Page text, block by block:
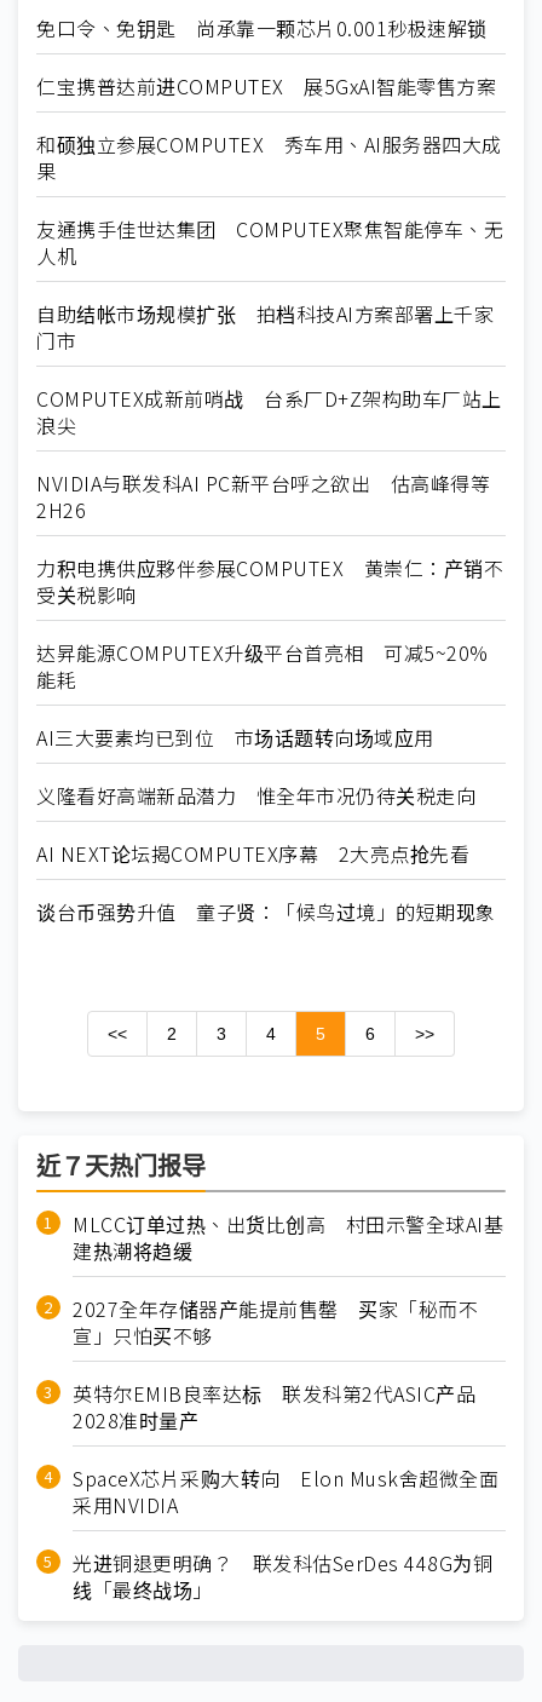
免口令、免钥匙 尚承靠一颗芯片0.001秒极速解锁
仁宝携普达前进COMPUTEX 展5GxAI智能零售方案
和硕独立参展COMPUTEX 秀车用、AI服务器四大成
果
友通携手佳世达集团 COMPUTEX聚焦智能停车、无
人机
自助结帐市场规模扩张 拍档科技AI方案部署上千家
门市
COMPUTEX成新前哨战 台系厂D+Z架构助车厂站上
浪尖
NVIDIA与联发科AI PC新平台呼之欲出 估高峰得等
2H26
力积电携供应夥伴参展COMPUTEX 黄崇仁：产销不
受关税影响
达昇能源COMPUTEX升级平台首亮相 可减5~20%
能耗
AI三大要素均已到位 市场话题转向场域应用
义隆看好高端新品潜力 惟全年市况仍待关税走向
AI NEXT论坛揭COMPUTEX序幕 2大亮点抢先看
谈台币强势升值 童子贤：「候鸟过境」的短期现象
<< 2 3 4 5 6 >>
近７天热门报导
MLCC订单过热、出货比创高 村田示警全球AI基
建热潮将趋缓
2027全年存储器产能提前售罄 买家「秘而不
宣」只怕买不够
英特尔EMIB良率达标 联发科第2代ASIC产品
2028准时量产
SpaceX芯片采购大转向 Elon Musk舍超微全面
采用NVIDIA
光进铜退更明确？ 联发科估SerDes 448G为铜
线「最终战场」